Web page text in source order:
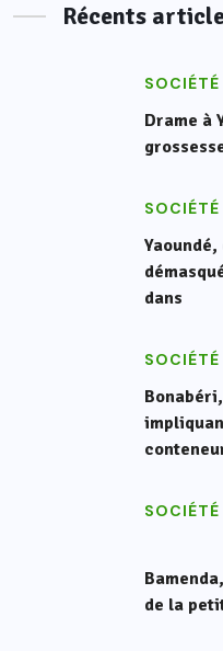
Récents
SOCIÉTÉ
Drame à
SOCIÉTÉ
dans
SOCIÉTÉ
SOCIÉTÉ
de la